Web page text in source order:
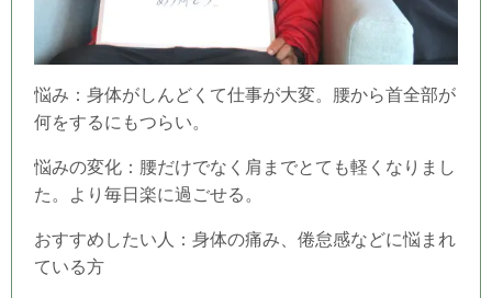
悩み：身体がしんどくて仕事が大変。腰から首全部が
何をするにもつらい。
悩みの変化：腰だけでなく肩までとても軽くなりまし
た。より毎日楽に過ごせる。
おすすめしたい人：身体の痛み、倦怠感などに悩まれ
ている方